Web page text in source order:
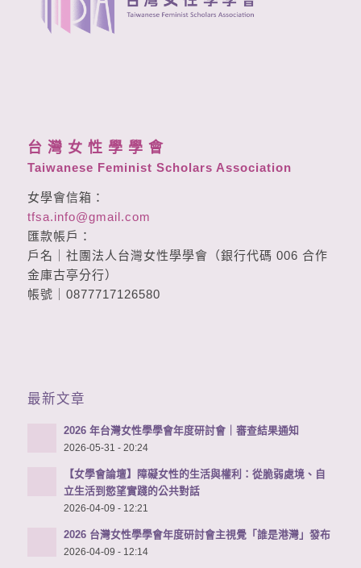
台 灣 女 性 學 學 會
Taiwanese Feminist Scholars Association
女學會信箱：
tfsa.info@gmail.com
匯款帳戶：
戶名｜社團法人台灣女性學學會（銀行代碼 006 合作
金庫古亭分行）
帳號｜0877717126580
最新文章
2026 年台灣女性學學會年度研討會｜審查結果通知
2026-05-31 - 20:24
【女學會論壇】障礙女性的生活與權利：從脆弱處境、自
立生活到慾望實踐的公共對話
2026-04-09 - 12:21
2026 台灣女性學學會年度研討會主視覺「誰是港灣」發布
2026-04-09 - 12:14